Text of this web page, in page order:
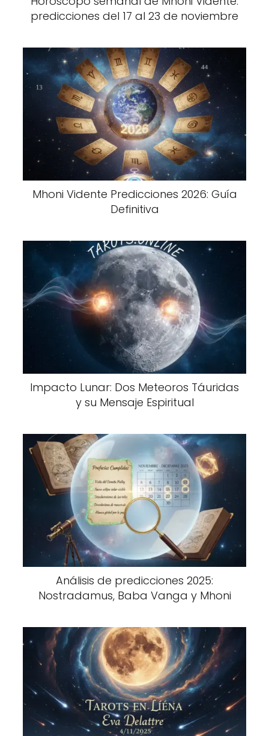
predicciones del 17 al 23 de noviembre
Mhoni Vidente Predicciones 2026: Guía
Definitiva
Impacto Lunar: Dos Meteoros Táuridas
y su Mensaje Espiritual
Análisis de predicciones 2025:
Nostradamus, Baba Vanga y Mhoni